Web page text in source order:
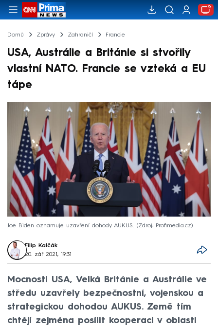
Domů Zprávy Zahraničí Francie
USA, Austrálie a Británie si stvořily
vlastní NATO. Francie se vzteká a EU
tápe
Joe Biden oznamuje uzavření dohody AUKUS. Zdroj: Profimedia.cz
Filip Kalčák
20. zář 2021, 19:31
Mocnosti USA, Velká Británie a Austrálie ve
středu uzavřely bezpečnostní, vojenskou a
strategickou dohodou AUKUS. Země tím
chtějí zejména posílit kooperaci v oblasti